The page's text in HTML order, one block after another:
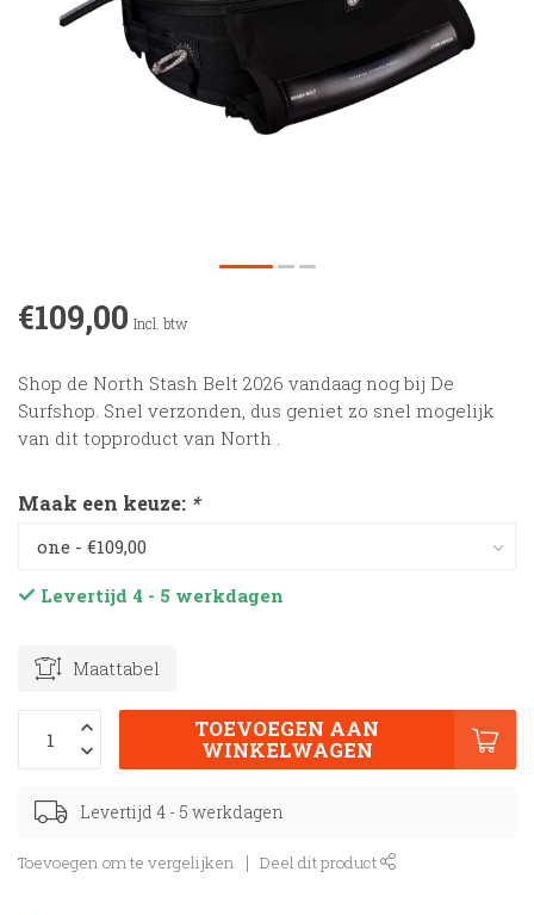
€109,00 Incl. btw
Shop de North Stash Belt 2026 vandaag nog bij De
Surfshop. Snel verzonden, dus geniet zo snel mogelijk
van dit topproduct van North .
Maak een keuze: *
Levertijd 4 - 5 werkdagen
Maattabel
TOEVOEGEN AAN
WINKELWAGEN
Levertijd 4 - 5 werkdagen
Toevoegen om te vergelijken Deel dit product